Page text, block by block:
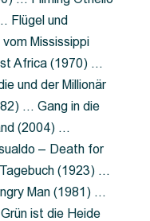
Flügel und
Mississippi
Africa (1970) …
und der Millionär
… Gang in die
(2004) …
– Death for
(1923) …
Man (1981) …
ist die Heide